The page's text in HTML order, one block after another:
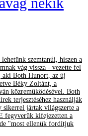
szemtanúi, hiszen a
vág vissza - vezette fel
aki Both Hunort, az új
Béky Zoltánt, a
közreműködésével. Both
terjesztéséhez használják
sikerrel jártak világszerte a
fegyverük kifejezetten a
"most ellenük fordítjuk